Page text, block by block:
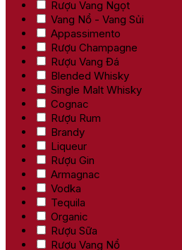
Rượu Vang Ngọt
Vang Nổ - Vang Sủi
Appassimento
Rượu Champagne
Rượu Vang Đá
Blended Whisky
Single Malt Whisky
Cognac
Rượu Rum
Brandy
Liqueur
Rượu Gin
Armagnac
Vodka
Tequila
Organic
Rượu Sữa
Rượu Vang Nổ